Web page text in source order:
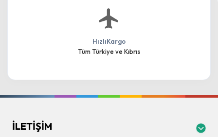
HızlıKargo
Tüm Türkiye ve Kıbrıs
İLETIŞIM